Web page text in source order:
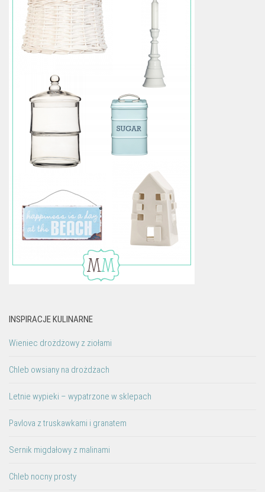
INSPIRACJE KULINARNE
Wieniec drożdżowy z ziołami
Chleb owsiany na drożdżach
Letnie wypieki – wypatrzone w sklepach
Pavlova z truskawkami i granatem
Sernik migdałowy z malinami
Chleb nocny prosty